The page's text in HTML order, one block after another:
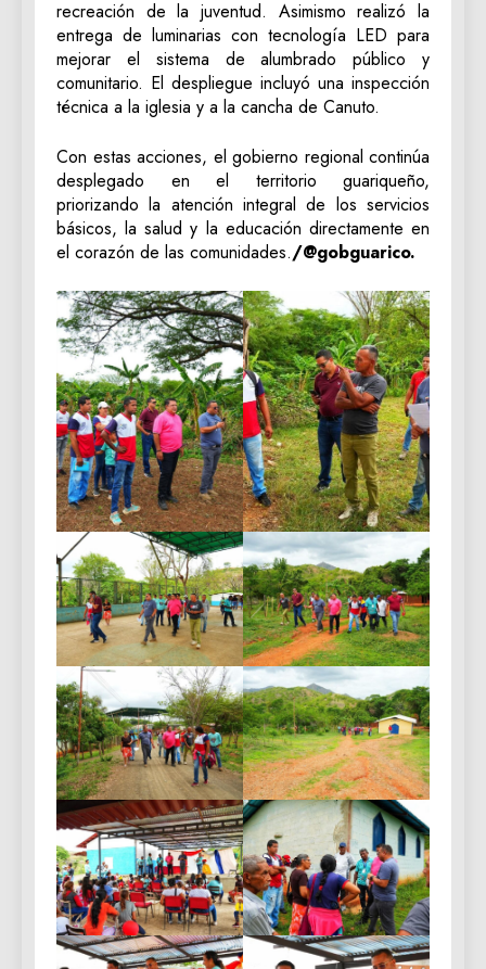
recreación de la juventud. Asimismo realizó la
entrega de luminarias con tecnología LED para
mejorar el sistema de alumbrado público y
comunitario. El despliegue incluyó una inspección
técnica a la iglesia y a la cancha de Canuto.
Con estas acciones, el gobierno regional continúa
desplegado en el territorio guariqueño,
priorizando la atención integral de los servicios
básicos, la salud y la educación directamente en
el corazón de las comunidades./@gobguarico.